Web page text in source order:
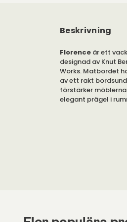
Beskrivning
Florence är ett
designad av Knut
Works. Matbordet
av ett rakt
förstärker
elegant prägel i